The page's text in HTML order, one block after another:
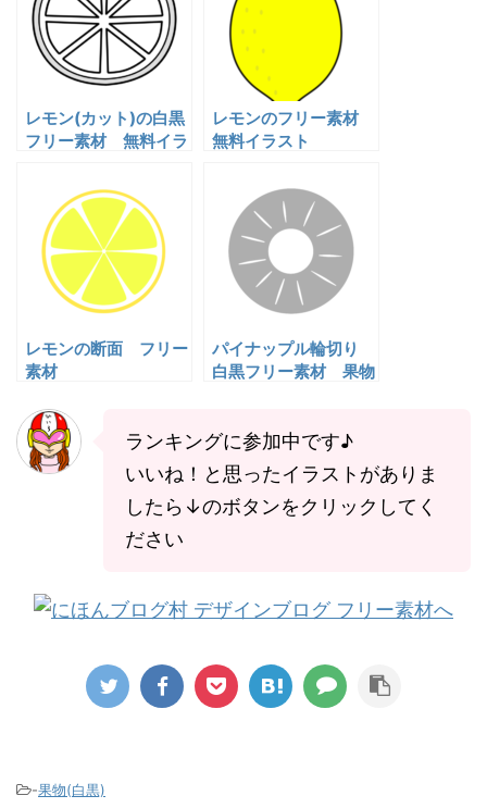
レモン(カット)の白黒
フリー素材 無料イラ
レモンのフリー素材
無料イラスト
レモンの断面 フリー
素材
パイナップル輪切り
白黒フリー素材 果物
ランキングに参加中です♪
いいね！と思ったイラストがありま
したら↓のボタンをクリックしてく
ださい
-果物(白黒)